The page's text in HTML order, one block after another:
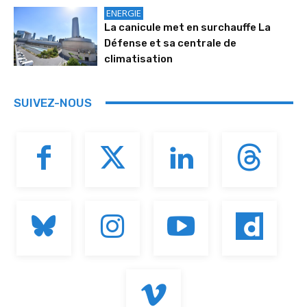
ENERGIE
La canicule met en surchauffe La
Défense et sa centrale de
climatisation
SUIVEZ-NOUS